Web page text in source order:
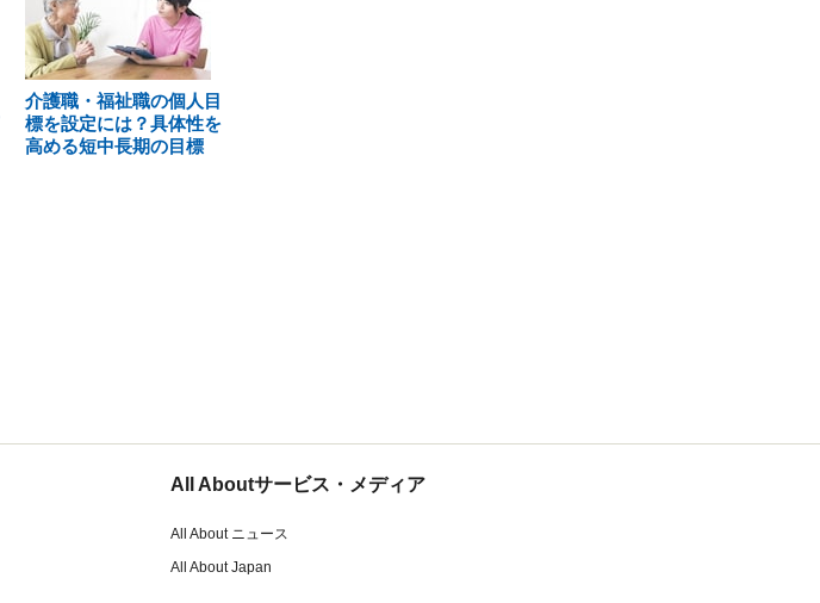
介護職・福祉職の個人目
標を設定には？具体性を
高める短中長期の目標
All Aboutサービス・メディア
All About ニュース
All About Japan